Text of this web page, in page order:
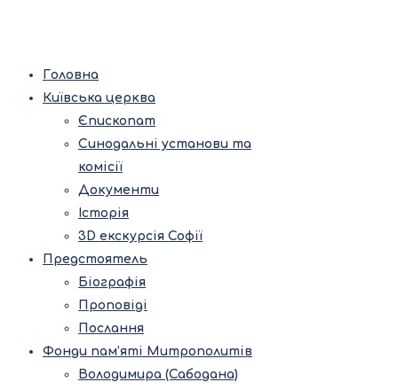
Головна
Київська церква
Єпископат
Синодальні установи та
комісії
Документи
Історія
3D екскурсія Софії
Предстоятель
Біографія
Проповіді
Послання
Фонди пам’яті Митрополитів
Володимира (Сабодана)